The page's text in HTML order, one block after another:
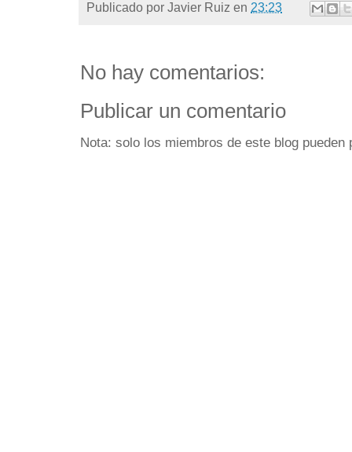
Publicado por Javier Ruiz en 23:23
No hay comentarios:
Publicar un comentario
Nota: solo los miembros de este blog pueden